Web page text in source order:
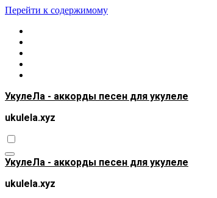
Перейти к содержимому
УкулеЛа - аккорды песен для укулеле
ukulela.xyz
УкулеЛа - аккорды песен для укулеле
ukulela.xyz